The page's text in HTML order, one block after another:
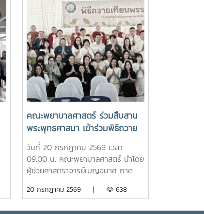
คณะพยาบาลศาสตร์ ร่วมสืบสาน
พระพุทธศาสนา เข้าร่วมพิธีถวาย
เทียนพรรษา ประจำปี 2569
วันที่ 20 กรกฎาคม 2569 เวลา
09.00 น. คณะพยาบาลศาสตร์ นำโดย
ผู้ช่วยศาสตราจารย์เบญจมาศ ถาด
เข้าร่วมพิธีถวายเทียนพรรษา ประจำปี
20 กรกฎาคม 2569 | 638